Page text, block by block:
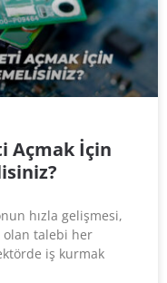
Açmak İçin
hızla gelişmesi,
olan talebi her
iş kurmak